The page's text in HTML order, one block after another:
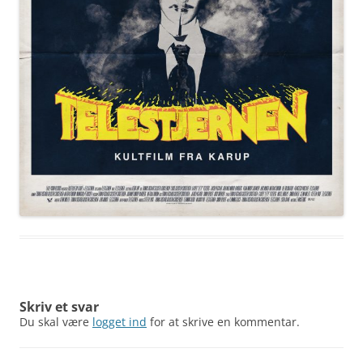
Skriv et svar
Du skal være logget ind for at skrive en kommentar.